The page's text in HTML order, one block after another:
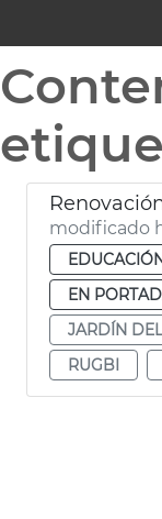
modificado
EN
JARDÍN
RUGBI